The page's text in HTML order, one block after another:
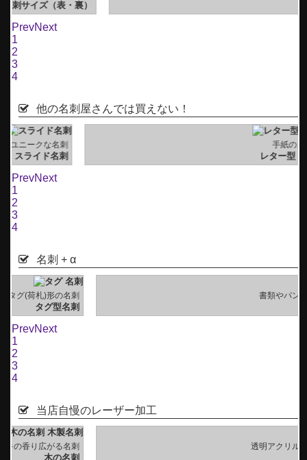
PrevNext
1
2
3
4
他の名刺屋さんでは買えない！
手紙のような形の名刺
レター型 二つ折り 名刺
PrevNext
1
2
3
4
名刺 + α
書類やパンフレットに挟める
PrevNext
1
2
3
4
当店自慢のレーザー加工
透明アクリル板を使用した名刺